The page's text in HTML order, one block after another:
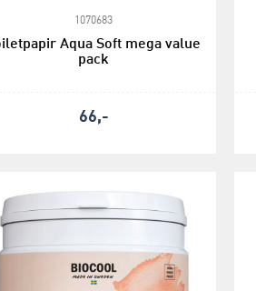
1070683
Aqua Soft mega value
pack
66,-